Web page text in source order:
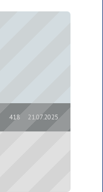
21.07.2025
418